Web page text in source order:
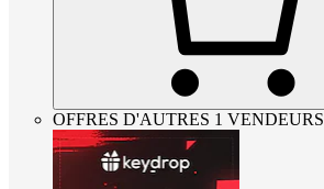
OFFRES D'AUTRES 1 VENDEURS